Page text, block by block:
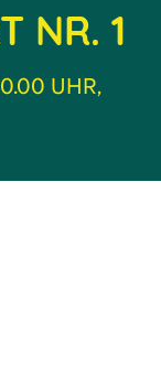
NR. 1
UHR,